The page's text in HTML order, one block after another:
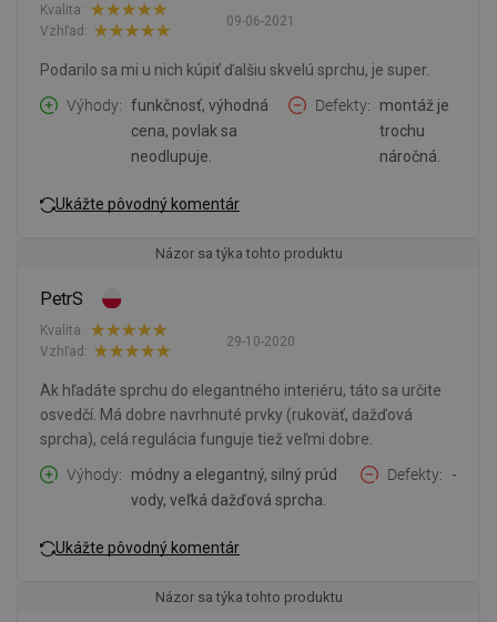
09-06-2021
Kvalita:
Vzhľad:
Podarilo sa mi u nich kúpiť ďalšiu skvelú sprchu, je super.
Výhody
funkčnosť, výhodná
cena, povlak sa
neodlupuje.
Defekty
montáž je
trochu
náročná.
Ukážte pôvodný komentár
Názor sa týka tohto produktu
PetrS
29-10-2020
Kvalita:
Vzhľad:
Ak hľadáte sprchu do elegantného interiéru, táto sa určite
osvedčí. Má dobre navrhnuté prvky (rukoväť, dažďová
sprcha), celá regulácia funguje tiež veľmi dobre.
Výhody
módny a elegantný, silný prúd
vody, veľká dažďová sprcha.
Defekty -
Ukážte pôvodný komentár
Názor sa týka tohto produktu